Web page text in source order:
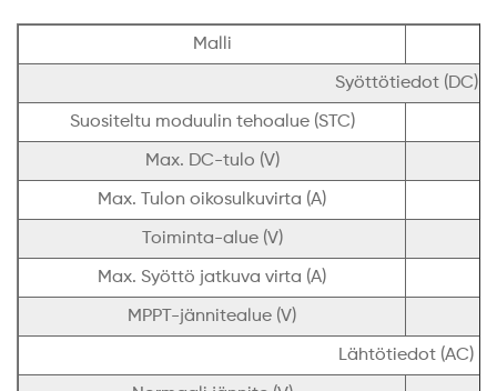
Malli
Syöttötiedot (DC)
Suositeltu moduulin tehoalue (STC)
Max. DC-tulo (V)
Max. Tulon oikosulkuvirta (A)
Toiminta-alue (V)
Max. Syöttö jatkuva virta (A)
MPPT-jännitealue (V)
Lähtötiedot (AC)